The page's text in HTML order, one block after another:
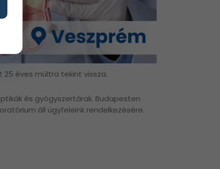
éves múltra tekint vissza.
és gyógyszertárak. Budapesten
áll ügyfeleink rendelkezésére.